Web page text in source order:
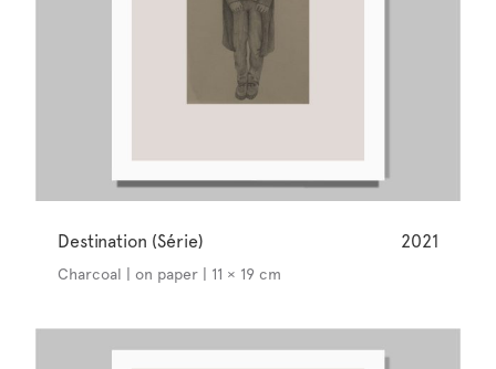
Destination (Série) 2021
Charcoal | on paper | 11 × 19 cm